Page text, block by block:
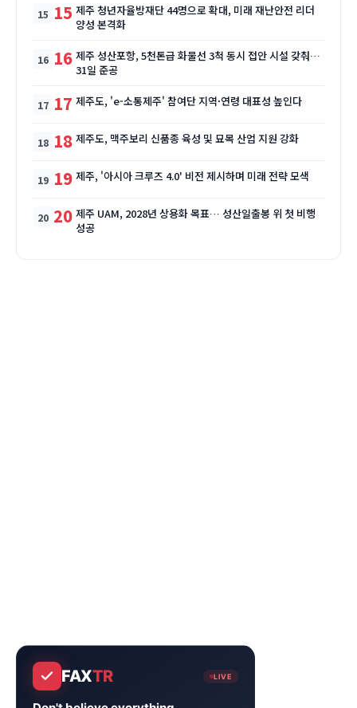
15 제주 청년자율방재단 44명으로 확대, 미래 재난안전 리더
양성 본격화
16 제주 성산포항, 5천톤급 화물선 3척 동시 접안 시설 갖춰…
31일 준공
17 제주도, 'e-소통제주' 참여단 지역·연령 대표성 높인다
18 제주도, 맥주보리 신품종 육성 및 묘목 산업 지원 강화
19 제주, '아시아 크루즈 4.0' 비전 제시하며 미래 전략 모색
20 제주 UAM, 2028년 상용화 목표… 성산일출봉 위 첫 비행
성공